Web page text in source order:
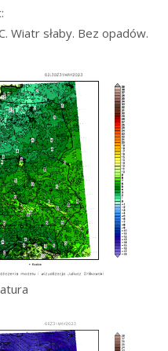
Wiatr słaby. Bez opadów.